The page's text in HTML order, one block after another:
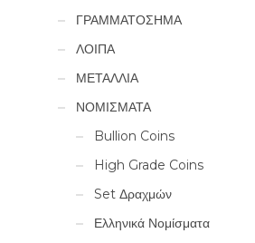
ΓΡΑΜΜΑΤΟΣΗΜΑ
ΛΟΙΠΑ
ΜΕΤΑΛΛΙΑ
ΝΟΜΙΣΜΑΤΑ
Bullion Coins
High Grade Coins
Set Δραχμών
Ελληνικά Νομίσματα